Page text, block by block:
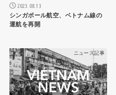
2023.08.13
シンガポール航空、ベトナム線の
運航を再開
ニュース記事